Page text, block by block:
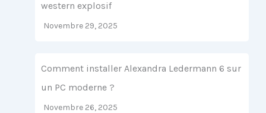
western explosif
Novembre 29, 2025
Comment installer Alexandra Ledermann 6 sur
un PC moderne ?
Novembre 26, 2025